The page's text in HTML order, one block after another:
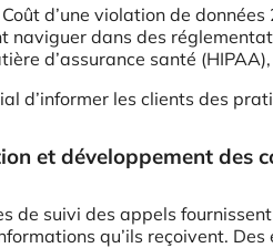
d’une violation de
naviguer dans des
d’assurance santé
d’informer les clients des
et développement des
de suivi des appels
qu’ils reçoivent.